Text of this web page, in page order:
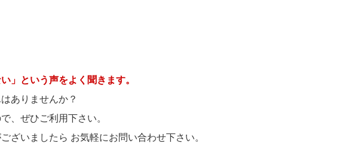
」という声をよく聞きます。
ありませんか？
、ぜひご利用下さい。
ざいましたら お気軽にお問い合わせ下さい。